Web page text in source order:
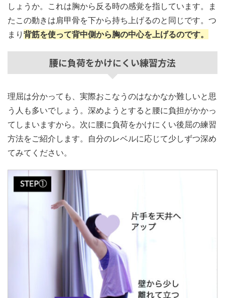
しょうか。これは胸から反る時の感覚を指しています。ま
たこの動きは肩甲骨を下から持ち上げるのと同じです。つ
まり 背筋を使って背中側から胸の中心を上げるのです。
腰に負荷をかけにくい練習方法
理屈は分かっても、実際おこなうのはなかなか難しいと思
う人も多いでしょう。深めようとすると腰に負担がかかっ
てしまいますから。次に腰に負荷をかけにくい後屈の練習
方法をご紹介します。自分のレベルに応じて少しずつ深め
てみてください。